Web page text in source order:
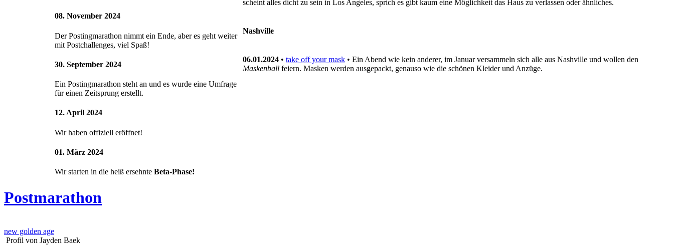
08. November 2024
Der Postingmarathon nimmt ein Ende, aber es geht weiter
mit Postchallenges, viel Spaß!
30. September 2024
Ein Postingmarathon steht an und es wurde eine Umfrage
für einen Zeitsprung erstellt.
12. April 2024
Wir haben offiziell eröffnet!
01. März 2024
Wir starten in die heiß ersehnte Beta-Phase!
scheint alles dicht zu sein in Los Angeles, sprich es gibt kaum eine Möglichkeit das Haus zu verlassen oder ähnliches.
Nashville
06.01.2024 • take off your mask • Ein Abend wie kein anderer, im Januar versammeln sich alle aus Nashville und wollen den
Maskenball feiern. Masken werden ausgepackt, genauso wie die schönen Kleider und Anzüge.
Postmarathon
new golden age
Profil von Jayden Baek